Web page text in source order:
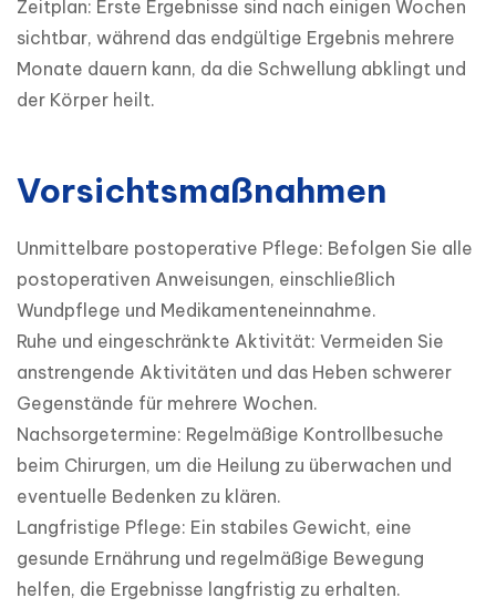
Zeitplan: Erste Ergebnisse sind nach einigen Wochen
sichtbar, während das endgültige Ergebnis mehrere
Monate dauern kann, da die Schwellung abklingt und
der Körper heilt.
Vorsichtsmaßnahmen
Unmittelbare postoperative Pflege: Befolgen Sie alle
postoperativen Anweisungen, einschließlich
Wundpflege und Medikamenteneinnahme.
Ruhe und eingeschränkte Aktivität: Vermeiden Sie
anstrengende Aktivitäten und das Heben schwerer
Gegenstände für mehrere Wochen.
Nachsorgetermine: Regelmäßige Kontrollbesuche
beim Chirurgen, um die Heilung zu überwachen und
eventuelle Bedenken zu klären.
Langfristige Pflege: Ein stabiles Gewicht, eine
gesunde Ernährung und regelmäßige Bewegung
helfen, die Ergebnisse langfristig zu erhalten.